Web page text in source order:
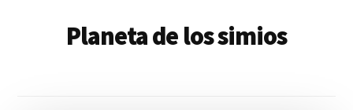
Planeta de los simios